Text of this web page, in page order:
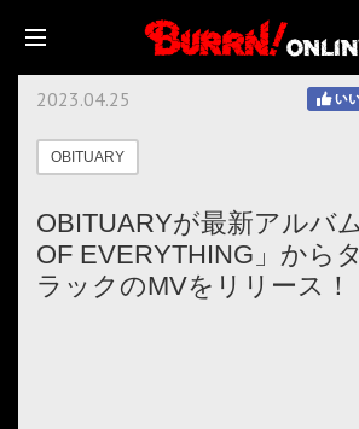
2023.04.25
OBITUARY
OBITUARYが最新アルバ
OF EVERYTHING」から
ラックのMVをリリース！